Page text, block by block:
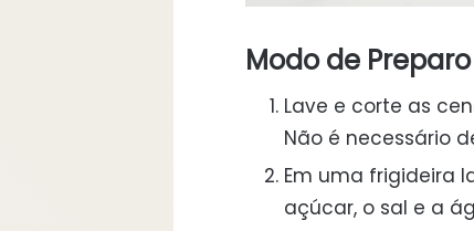
Modo de Preparo
Lave e corte as
Não é necessário
Em uma frigideira
açúcar, o sal e a